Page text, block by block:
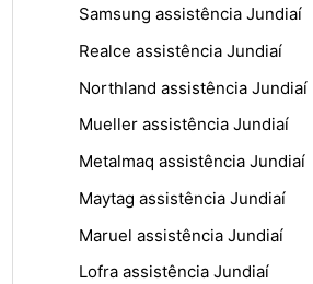
Samsung assistência Jundiaí
Realce assistência Jundiaí
Northland assistência Jundiaí
Mueller assistência Jundiaí
Metalmaq assistência Jundiaí
Maytag assistência Jundiaí
Maruel assistência Jundiaí
Lofra assistência Jundiaí